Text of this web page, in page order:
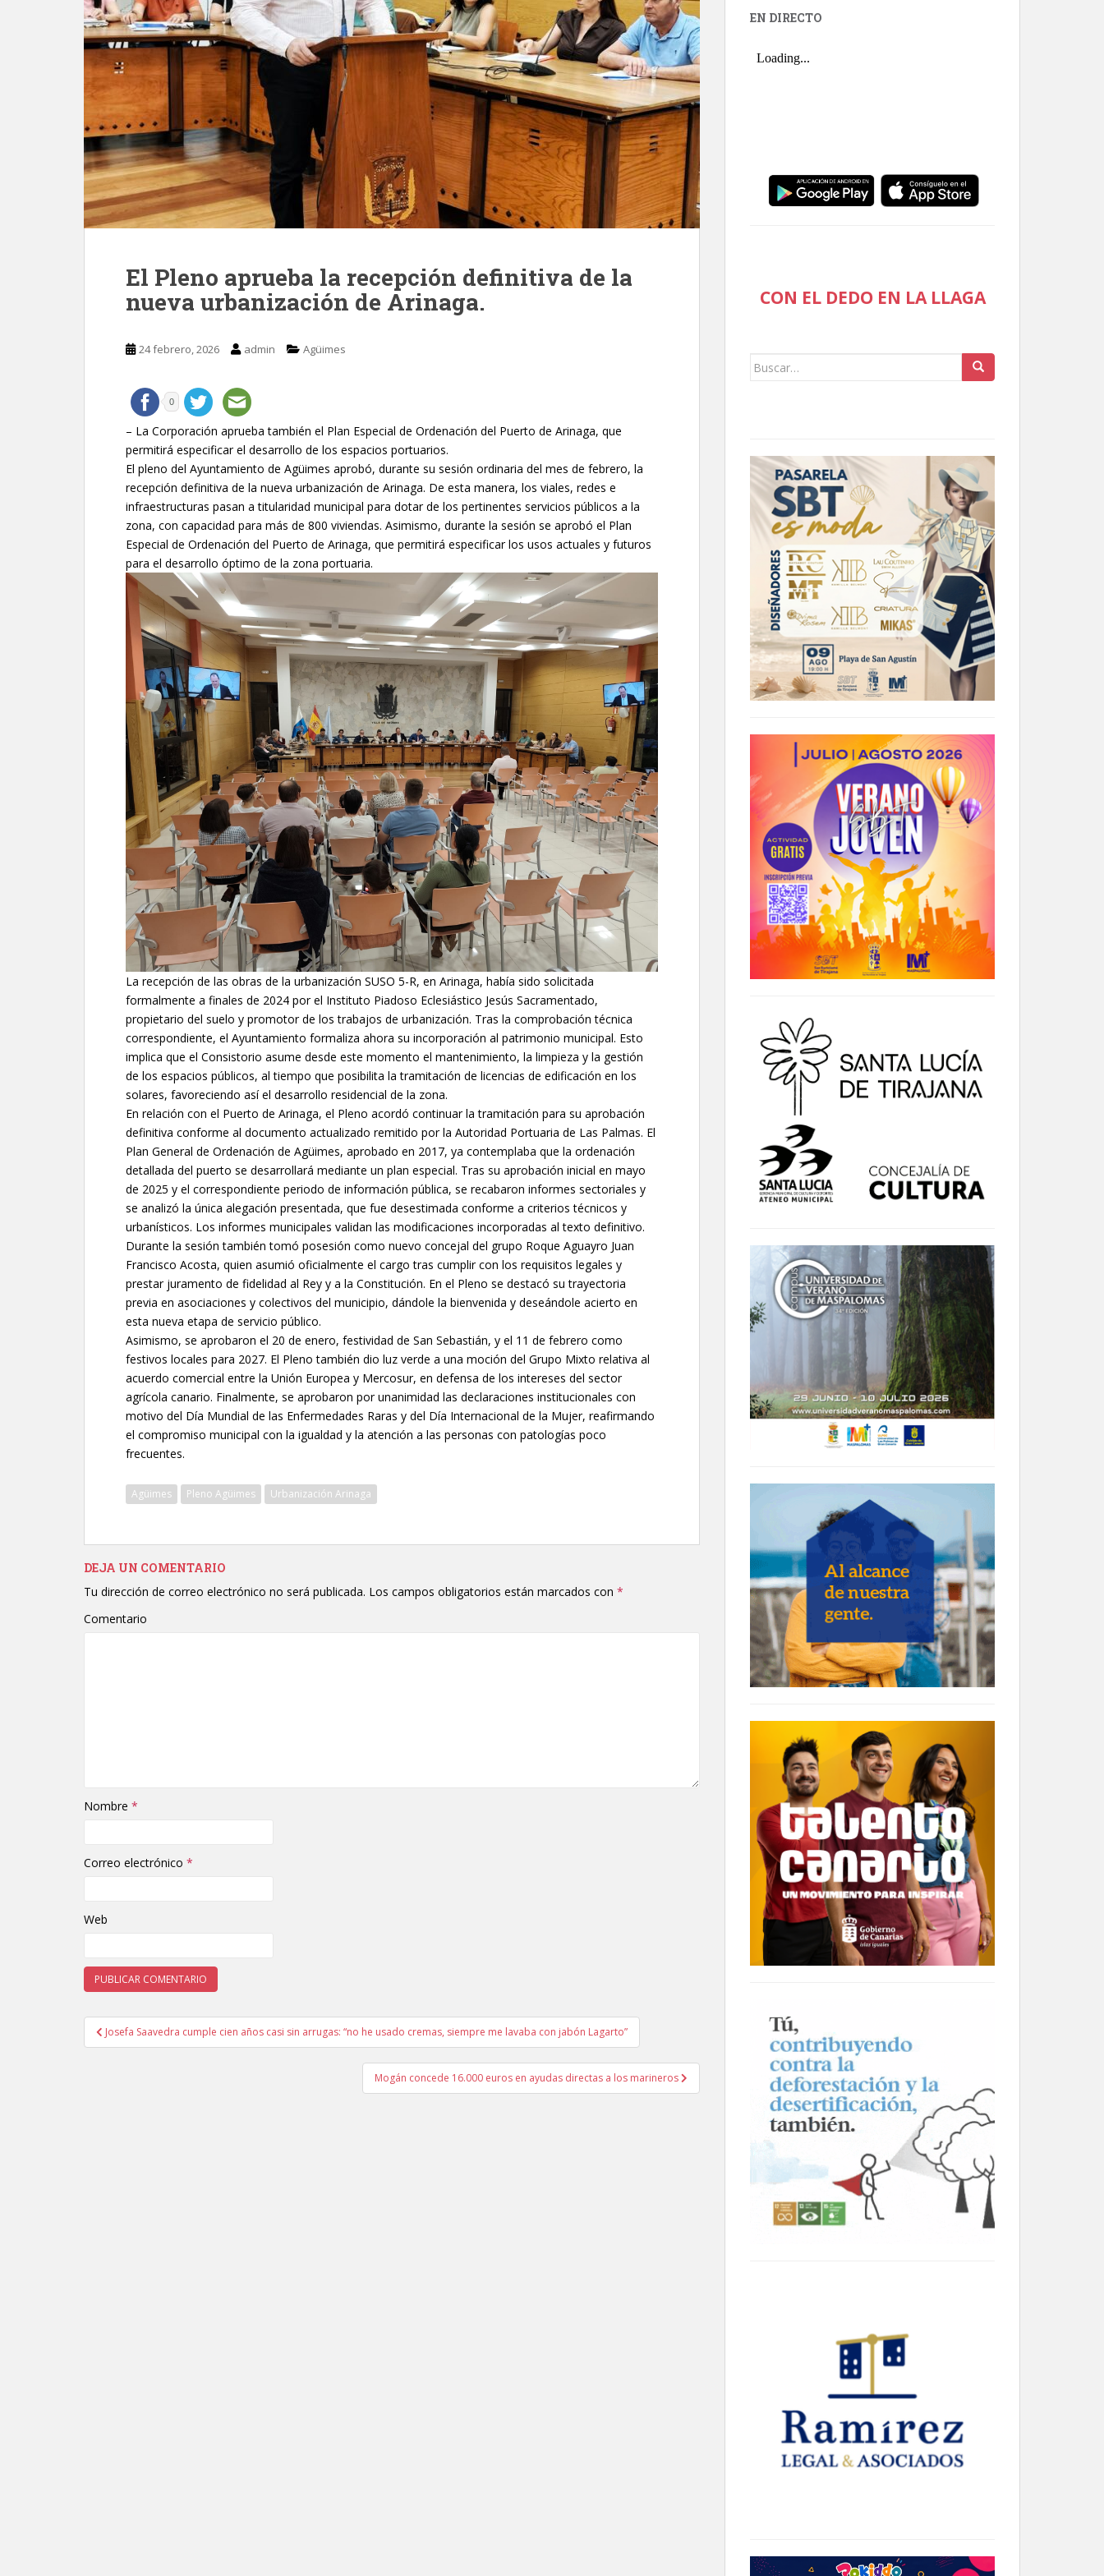
El Pleno aprueba la recepción definitiva de la
nueva urbanización de Arinaga.
24 febrero, 2026 admin Agüimes
0
– La Corporación aprueba también el Plan Especial de Ordenación del Puerto de Arinaga, que
permitirá especificar el desarrollo de los espacios portuarios.
El pleno del Ayuntamiento de Agüimes aprobó, durante su sesión ordinaria del mes de febrero, la
recepción definitiva de la nueva urbanización de Arinaga. De esta manera, los viales, redes e
infraestructuras pasan a titularidad municipal para dotar de los pertinentes servicios públicos a la
zona, con capacidad para más de 800 viviendas. Asimismo, durante la sesión se aprobó el Plan
Especial de Ordenación del Puerto de Arinaga, que permitirá especificar los usos actuales y futuros
para el desarrollo óptimo de la zona portuaria.
La recepción de las obras de la urbanización SUSO 5-R, en Arinaga, había sido solicitada
formalmente a finales de 2024 por el Instituto Piadoso Eclesiástico Jesús Sacramentado,
propietario del suelo y promotor de los trabajos de urbanización. Tras la comprobación técnica
correspondiente, el Ayuntamiento formaliza ahora su incorporación al patrimonio municipal. Esto
implica que el Consistorio asume desde este momento el mantenimiento, la limpieza y la gestión
de los espacios públicos, al tiempo que posibilita la tramitación de licencias de edificación en los
solares, favoreciendo así el desarrollo residencial de la zona.
En relación con el Puerto de Arinaga, el Pleno acordó continuar la tramitación para su aprobación
definitiva conforme al documento actualizado remitido por la Autoridad Portuaria de Las Palmas. El
Plan General de Ordenación de Agüimes, aprobado en 2017, ya contemplaba que la ordenación
detallada del puerto se desarrollará mediante un plan especial. Tras su aprobación inicial en mayo
de 2025 y el correspondiente periodo de información pública, se recabaron informes sectoriales y
se analizó la única alegación presentada, que fue desestimada conforme a criterios técnicos y
urbanísticos. Los informes municipales validan las modificaciones incorporadas al texto definitivo.
Durante la sesión también tomó posesión como nuevo concejal del grupo Roque Aguayro Juan
Francisco Acosta, quien asumió oficialmente el cargo tras cumplir con los requisitos legales y
prestar juramento de fidelidad al Rey y a la Constitución. En el Pleno se destacó su trayectoria
previa en asociaciones y colectivos del municipio, dándole la bienvenida y deseándole acierto en
esta nueva etapa de servicio público.
Asimismo, se aprobaron el 20 de enero, festividad de San Sebastián, y el 11 de febrero como
festivos locales para 2027. El Pleno también dio luz verde a una moción del Grupo Mixto relativa al
acuerdo comercial entre la Unión Europea y Mercosur, en defensa de los intereses del sector
agrícola canario. Finalmente, se aprobaron por unanimidad las declaraciones institucionales con
motivo del Día Mundial de las Enfermedades Raras y del Día Internacional de la Mujer, reafirmando
el compromiso municipal con la igualdad y la atención a las personas con patologías poco
frecuentes.
Agüimes Pleno Agüimes Urbanización Arinaga
DEJA UN COMENTARIO
Tu dirección de correo electrónico no será publicada. Los campos obligatorios están marcados con *
Comentario
Nombre *
Correo electrónico *
Web
Navegación de entradas
Josefa Saavedra cumple cien años casi sin arrugas: “no he usado cremas, siempre me lavaba con jabón Lagarto”
Mogán concede 16.000 euros en ayudas directas a los marineros
EN DIRECTO
CON EL DEDO EN LA LLAGA
Buscar: